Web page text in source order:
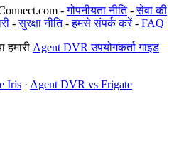
-गोपनीयता नीति-सेवा की
-सुरक्षा नीति-हमसे संपर्क करें- FAQ
हमारी Agent DVR उपयोगकर्ता गाइड
Iris · Agent DVR vs Frigate